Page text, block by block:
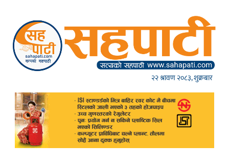
२२ श्रावण २०८३, शुक्रबार